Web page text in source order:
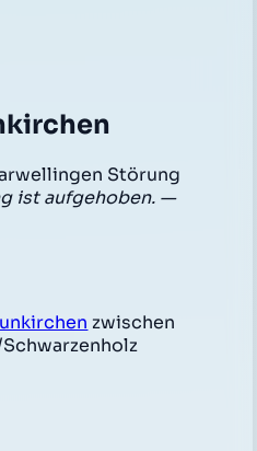
Störung
ist aufgehoben. —
zwischen